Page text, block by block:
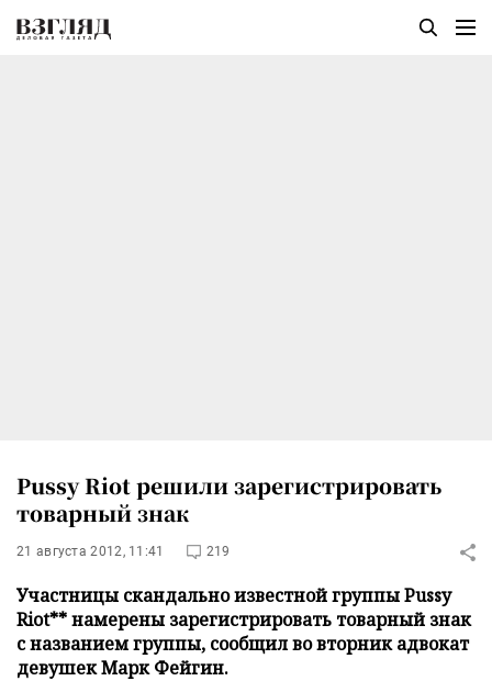
Pussy Riot решили зарегистрировать
товарный знак
21 августа 2012, 11:41 219
Участницы скандально известной группы Pussy
Riot** намерены зарегистрировать товарный знак
с названием группы, сообщил во вторник адвокат
девушек Марк Фейгин.